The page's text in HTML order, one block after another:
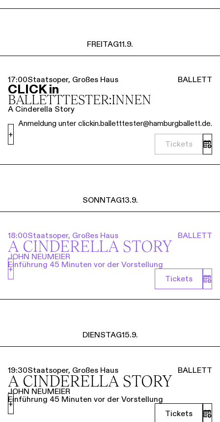
FREITAG11.9.
17:00Staatsoper, Großes Haus BALLETT
CLICK in
BALLETT­TESTER:INNEN
A Cinderella Story
Anmeldung unter clickin.balletttester@hamburgballett.de.
Tickets
+
SONNTAG13.9.
18:00Staatsoper, Großes Haus BALLETT
A CINDERELLA STORY
JOHN NEUMEIER
Einführung 45 Minuten vor der Vorstellung
Tickets
+
DIENSTAG15.9.
19:30Staatsoper, Großes Haus BALLETT
A CINDERELLA STORY
JOHN NEUMEIER
Einführung 45 Minuten vor der Vorstellung
Tickets
+